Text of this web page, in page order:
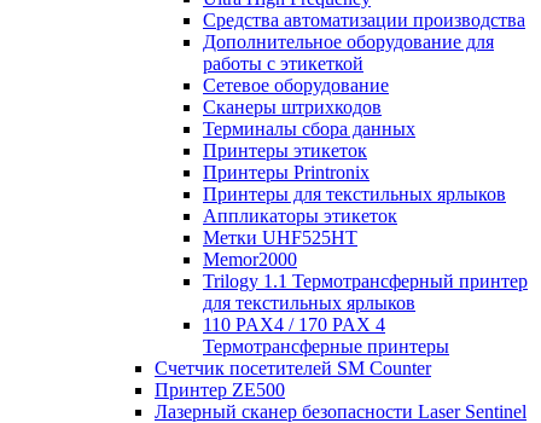
Средства автоматизации производства
Дополнительное оборудование для
работы с этикеткой
Сетевое оборудование
Сканеры штрихкодов
Терминалы сбора данных
Принтеры этикеток
Принтеры Printronix
Принтеры для текстильных ярлыков
Аппликаторы этикеток
Метки UHF525HT
Memor2000
Trilogy 1.1 Термотрансферный принтер
для текстильных ярлыков
110 PAX4 / 170 PAX 4
Термотрансферные принтеры
Счетчик посетителей SM Counter
Принтер ZE500
Лазерный сканер безопасности Laser Sentinel